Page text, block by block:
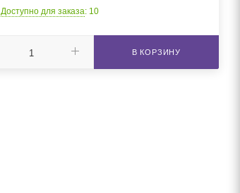
Доступно для заказа: 10
В КОРЗИНУ